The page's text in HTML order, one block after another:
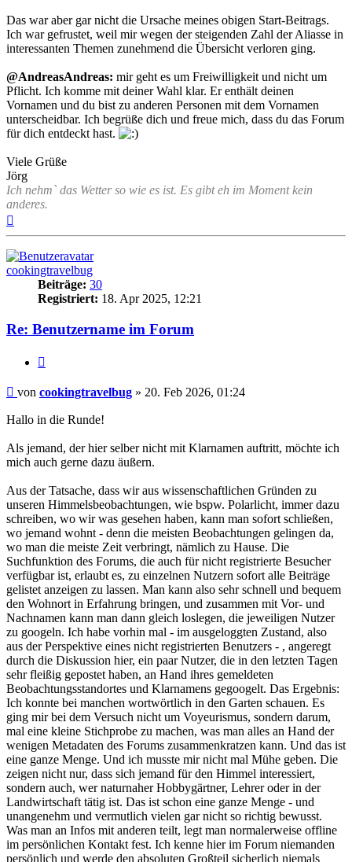
Das war aber gar nicht die Ursache meines obigen Start-Beitrags.
Ich war gefrustet, weil mir wegen der steigenden Zahl der Aliasse in
interessanten Themen zunehmend die Übersicht verloren ging.
@AndreasAndreas: mir geht es um Freiwilligkeit und nicht um
Pflicht. Ich komme mit deiner Wahl klar. Er enthält deinen
Vornamen und du bist zu anderen Personen mit dem Vornamen
unterscheidbar. Ich begrüße dich und freue mich, dass du das Forum
für dich entdeckt hast.
Viele Grüße
Jörg
Ich nehm` das Wetter so wie es ist. Es gibt eh im Moment kein
anderes.
cookingtravelbug
Beiträge: 30
Registriert: 18. Apr 2025, 12:21
Re: Benutzername im Forum
Beitrag
von cookingtravelbug » 20. Feb 2026, 01:24
Hallo in die Runde!
Als jemand, der hier selber nicht mit Klarnamen auftritt, möchte ich
mich auch gerne dazu äußern.
Aus der Tatsache, dass wir aus wissenschaftlichen Gründen zu
unseren Himmelsbeobachtungen, wie bspw. Polarlicht, immer dazu
schreiben, wo wir was gesehen haben, kann man sofort schließen,
wo jemand wohnt - denn die meisten Beobachtungen gelingen da,
wo man die meiste Zeit verbringt, nämlich zu Hause. Die
Suchfunktion des Forums, die auch für nicht registrierte Besucher
verfügbar ist, erlaubt es, zu einzelnen Nutzern sofort alle Beiträge
gelistet anzeigen zu lassen. Man kann also sehr schnell und bequem
den Wohnort in Erfahrung bringen, und zusammen mit Vor- und
Nachnamen kann man dann gleich loslegen, die jeweiligen Nutzer
zu googeln. Ich habe vorhin mal - im ausgeloggten Zustand, also
aus der Perspektive eines nicht registrierten Benutzers - , angeregt
durch die Diskussion hier, ein paar Nutzer, die in den letzten Tagen
sehr fleißig gepostet haben, an Hand ihres gemeldeten
Beobachtungsstandortes und Klarnamens gegoogelt. Das Ergebnis:
Ich konnte bei manchen wortwörtlich in den Garten schauen. Es
ging mir bei dem Versuch nicht um Voyeurismus, sondern darum,
mal eine kleine Stichprobe zu machen, was man alles an Hand der
wenigen Metadaten des Forums zusammenkratzen kann. Und das ist
eine ganze Menge. Und ich musste mir nicht mal Mühe geben. Die
zeigen nicht nur, dass sich jemand für den Himmel interessiert,
sondern auch, wer naturnaher Hobbygärtner, Lehrer oder in der
Landwirtschaft tätig ist. Das ist schon eine ganze Menge - und
unangenehm und vermutlich vielen gar nicht so richtig bewusst.
Was man an Infos mit anderen teilt, legt man normalerweise offline
im persönlichen Kontakt fest. Ich kenne hier im Forum niemanden
persönlich und werde den absoluten Großteil sicherlich niemals